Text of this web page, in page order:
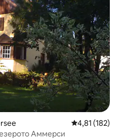
Просечна
4,81 (182)
езерото Аммерси